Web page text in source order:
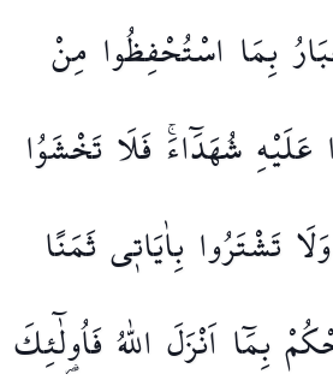
بِمَا اسْتُحْفِظُوا مِنْ
عَلَيْهِ شُهَدَٓاءَۚ فَلَا تَخْشَوُا
وَلَا تَشْتَرُوا بِاٰيَات۪يثَمَنًا
بِمَٓا اَنْزَلَ اللّٰهُفَاُو۬لٰٓئِكَ